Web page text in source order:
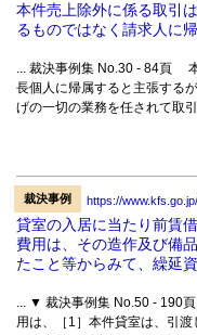
本件売上除外に係る取引
るものではなく請求人に
... 裁決事例集 No.30 - 84頁
長個人に帰属すると主張する
げの一切の業務を任されて取
裁決事例 https://
貸室の入居に当たり前賃
費用は、その造作及び備
たこと等からみて、繰延
... ▼ 裁決事例集 No.50 - 190
用は、［1］本件貸室は、引